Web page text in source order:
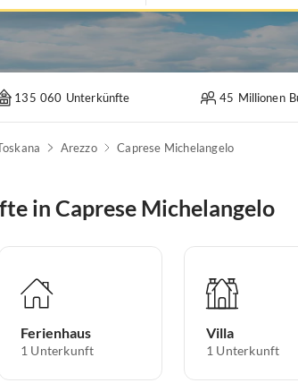
135 060 Unterkünfte 45 Millionen
Arezzo Caprese Michelangelo
in Caprese Michelangelo
Ferienhaus
1 Unterkunft
Villa
1 Unterkunft